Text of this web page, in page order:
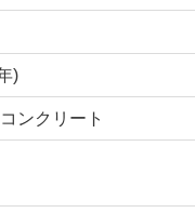
)
ンクリート